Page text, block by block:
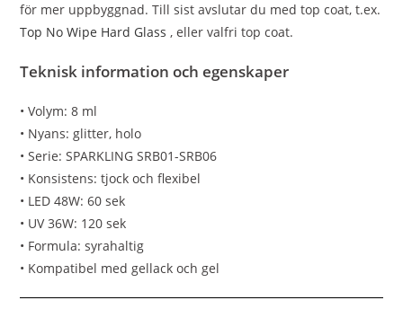
för mer uppbyggnad. Till sist avslutar du med top coat, t.ex.
Top No Wipe Hard Glass , eller valfri top coat.
Teknisk information och egenskaper
• Volym: 8 ml
• Nyans: glitter, holo
• Serie: SPARKLING SRB01-SRB06
• Konsistens: tjock och flexibel
• LED 48W: 60 sek
• UV 36W: 120 sek
• Formula: syrahaltig
• Kompatibel med gellack och gel